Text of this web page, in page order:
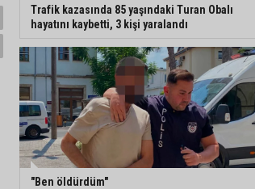
Trafik kazasında 85 yaşındaki Turan Obalı
hayatını kaybetti, 3 kişi yaralandı
"Ben öldürdüm"